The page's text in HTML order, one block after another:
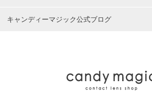
キャンディーマジック公式ブログ